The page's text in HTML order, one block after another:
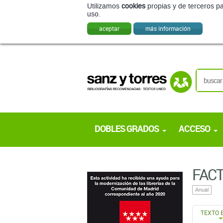
Utilizamos cookies propias y de terceros
uso.
aceptar más información
DOBLES GRADOS ACCESO
Anual
TEXTO